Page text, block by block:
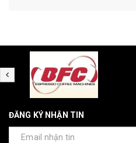
ĐĂNG KÝ NHẬN TIN